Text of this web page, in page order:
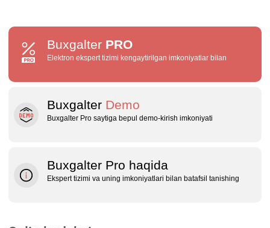
Buxgalter PRO
Elektron ekspert tizimi kengaytirilgan imkoniyatlar bilan
Buxgalter Demo
Buxgalter Pro saytiga bepul demo‑kirish imkoniyati
Buxgalter Pro haqida
Ekspert tizimi va uning imkoniyatlari bilan batafsil tanishing